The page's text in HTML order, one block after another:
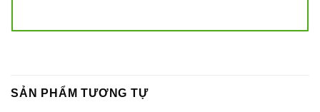
SẢN PHẨM TƯƠNG TỰ